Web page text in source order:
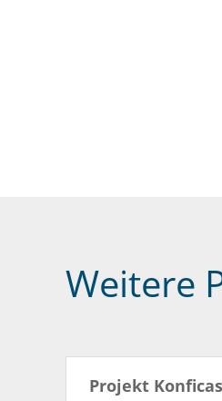
Weitere
Projekt